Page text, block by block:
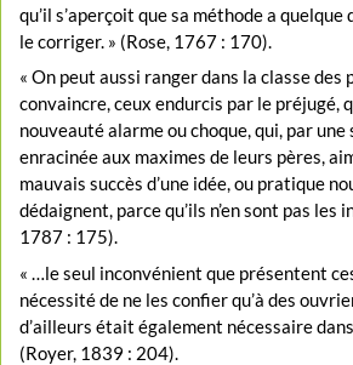
qu’il s’aperçoit que sa méthode a quelque
le corriger. » (Rose, 1767 : 170).
« On peut aussi ranger dans la classe des
convaincre, ceux endurcis par le préjugé,
nouveauté alarme ou choque, qui, par
enracinée aux maximes de leurs pères,
mauvais succès d’une idée, ou pratique
dédaignent, parce qu’ils n’en sont pas les
1787 : 175).
« …le seul inconvénient que présentent
nécessité de ne les confier qu’à des
d’ailleurs était également nécessaire
(Royer, 1839 : 204).